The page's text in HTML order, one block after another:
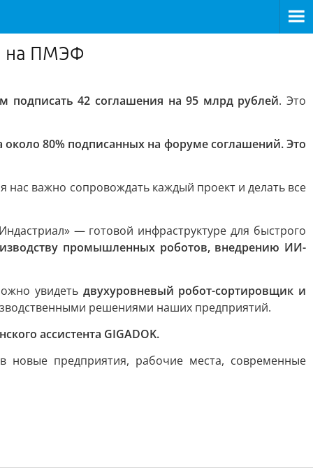
на ПМЭФ
42 соглашения на 95 млрд рублей. Это
около 80% подписанных на форуме соглашений. Это
важно сопровождать каждый проект и делать все
— готовой инфраструктуре для быстрого
промышленных роботов, внедрению ИИ-
увидеть двухуровневый робот-сортировщик и
решениями наших предприятий.
ассистента GIGADOK.
новые предприятия, рабочие места, современные